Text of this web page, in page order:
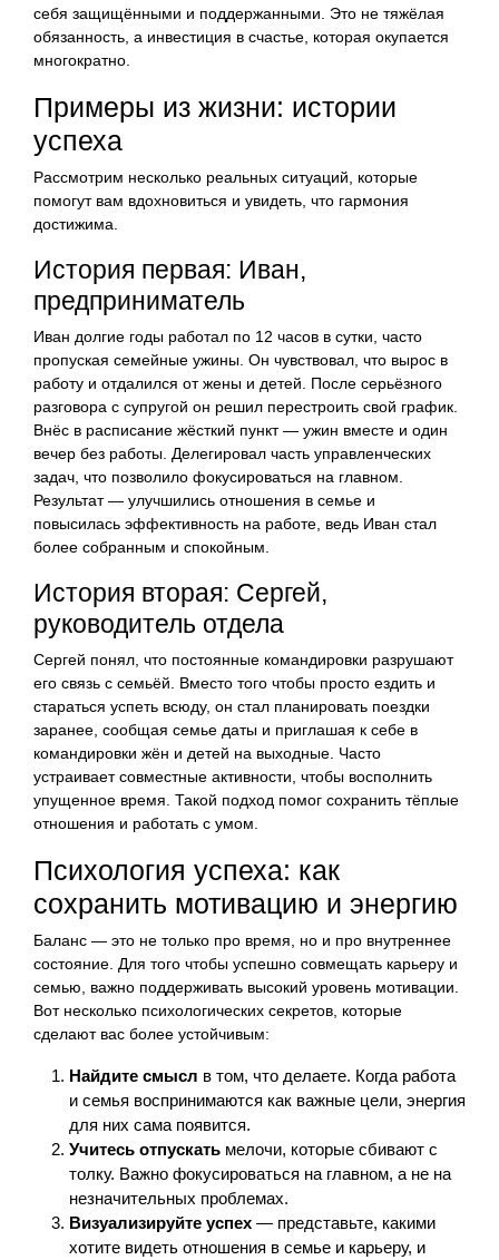
себя защищёнными и поддержанными. Это не тяжёлая
обязанность, а инвестиция в счастье, которая окупается
многократно.
Примеры из жизни: истории
успеха
Рассмотрим несколько реальных ситуаций, которые
помогут вам вдохновиться и увидеть, что гармония
достижима.
История первая: Иван,
предприниматель
Иван долгие годы работал по 12 часов в сутки, часто
пропуская семейные ужины. Он чувствовал, что вырос в
работу и отдалился от жены и детей. После серьёзного
разговора с супругой он решил перестроить свой график.
Внёс в расписание жёсткий пункт — ужин вместе и один
вечер без работы. Делегировал часть управленческих
задач, что позволило фокусироваться на главном.
Результат — улучшились отношения в семье и
повысилась эффективность на работе, ведь Иван стал
более собранным и спокойным.
История вторая: Сергей,
руководитель отдела
Сергей понял, что постоянные командировки разрушают
его связь с семьёй. Вместо того чтобы просто ездить и
стараться успеть всюду, он стал планировать поездки
заранее, сообщая семье даты и приглашая к себе в
командировки жён и детей на выходные. Часто
устраивает совместные активности, чтобы восполнить
упущенное время. Такой подход помог сохранить тёплые
отношения и работать с умом.
Психология успеха: как
сохранить мотивацию и энергию
Баланс — это не только про время, но и про внутреннее
состояние. Для того чтобы успешно совмещать карьеру и
семью, важно поддерживать высокий уровень мотивации.
Вот несколько психологических секретов, которые
сделают вас более устойчивым:
Найдите смысл в том, что делаете. Когда работа
и семья воспринимаются как важные цели, энергия
для них сама появится.
Учитесь отпускать мелочи, которые сбивают с
толку. Важно фокусироваться на главном, а не на
незначительных проблемах.
Визуализируйте успех — представьте, какими
хотите видеть отношения в семье и карьеру, и